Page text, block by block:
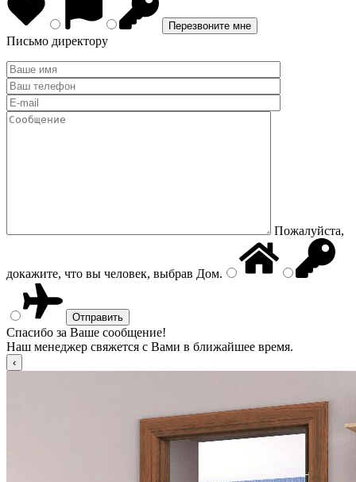
Письмо директору
Пожалуйста,
докажите, что вы человек, выбрав Дом.
Спасибо за Ваше сообщение!
Наш менеджер свяжется с Вами в ближайшее время.